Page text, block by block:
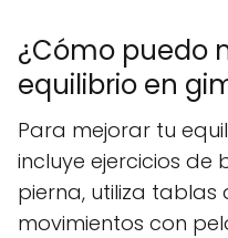
¿Cómo puedo
equilibrio en
Para mejorar tu
incluye ejercicios de
pierna, utiliza tablas
movimientos con